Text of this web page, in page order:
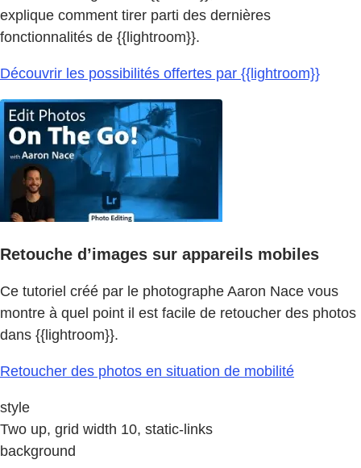
explique comment tirer parti des dernières
fonctionnalités de {{lightroom}}.
Découvrir les possibilités offertes par {{lightroom}}
Retouche d’images sur appareils mobiles
Ce tutoriel créé par le photographe Aaron Nace vous
montre à quel point il est facile de retoucher des photos
dans {{lightroom}}.
Retoucher des photos en situation de mobilité
style
Two up, grid width 10, static-links
background